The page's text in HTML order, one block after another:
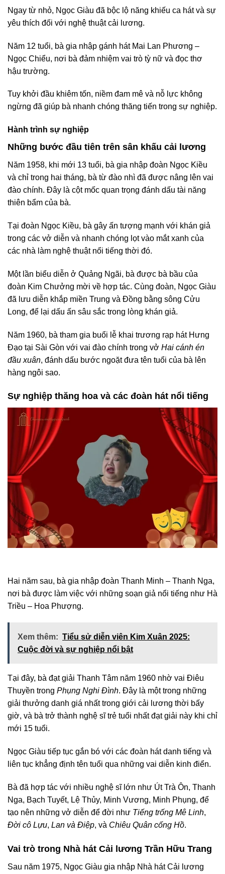
Ngay từ nhỏ, Ngọc Giàu đã bộc lộ năng khiếu ca hát và sự
yêu thích đối với nghệ thuật cải lương.
Năm 12 tuổi, bà gia nhập gánh hát Mai Lan Phương –
Ngọc Chiểu, nơi bà đảm nhiệm vai trò tỳ nữ và đọc thơ
hậu trường.
Tuy khởi đầu khiêm tốn, niềm đam mê và nỗ lực không
ngừng đã giúp bà nhanh chóng thăng tiến trong sự nghiệp.
Hành trình sự nghiệp
Những bước đầu tiên trên sân khấu cải lương
Năm 1958, khi mới 13 tuổi, bà gia nhập đoàn Ngọc Kiều
và chỉ trong hai tháng, bà từ đào nhì đã được nâng lên vai
đào chính. Đây là cột mốc quan trọng đánh dấu tài năng
thiên bẩm của bà.
Tại đoàn Ngọc Kiều, bà gây ấn tượng mạnh với khán giả
trong các vở diễn và nhanh chóng lọt vào mắt xanh của
các nhà làm nghệ thuật nổi tiếng thời đó.
Một lần biểu diễn ở Quảng Ngãi, bà được bà bầu của
đoàn Kim Chưởng mời về hợp tác. Cùng đoàn, Ngọc Giàu
đã lưu diễn khắp miền Trung và Đồng bằng sông Cửu
Long, để lại dấu ấn sâu sắc trong lòng khán giả.
Năm 1960, bà tham gia buổi lễ khai trương rạp hát Hưng
Đạo tại Sài Gòn với vai đào chính trong vở Hai cánh én
đầu xuân, đánh dấu bước ngoặt đưa tên tuổi của bà lên
hàng ngôi sao.
Sự nghiệp thăng hoa và các đoàn hát nổi tiếng
Hai năm sau, bà gia nhập đoàn Thanh Minh – Thanh Nga,
nơi bà được làm việc với những soạn giả nổi tiếng như Hà
Triều – Hoa Phượng.
Xem thêm: Tiểu sử diễn viên Kim Xuân 2025:
Cuộc đời và sự nghiệp nổi bật
Tại đây, bà đạt giải Thanh Tâm năm 1960 nhờ vai Điêu
Thuyền trong Phụng Nghi Đình. Đây là một trong những
giải thưởng danh giá nhất trong giới cải lương thời bấy
giờ, và bà trở thành nghệ sĩ trẻ tuổi nhất đạt giải này khi chỉ
mới 15 tuổi.
Ngọc Giàu tiếp tục gắn bó với các đoàn hát danh tiếng và
liên tục khẳng định tên tuổi qua những vai diễn kinh điển.
Bà đã hợp tác với nhiều nghệ sĩ lớn như Út Trà Ôn, Thanh
Nga, Bạch Tuyết, Lệ Thủy, Minh Vương, Minh Phụng, để
tạo nên những vở diễn để đời như Tiếng trống Mê Linh,
Đời cô Lựu, Lan và Điệp, và Chiêu Quân cống Hồ.
Vai trò trong Nhà hát Cải lương Trần Hữu Trang
Sau năm 1975, Ngọc Giàu gia nhập Nhà hát Cải lương